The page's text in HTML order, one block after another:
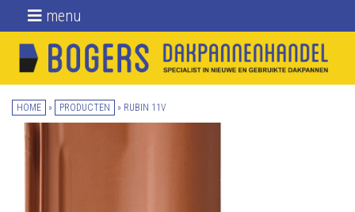
menu
Home
Gebruikte
dakpannen
HOME » PRODUCTEN » RUBIN 11V